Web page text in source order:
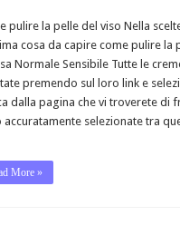
pulire la pelle del viso Nella
cosa da capire come pulire la
Normale Sensibile Tutte le
premendo sul loro link e
dalla pagina che vi troverete di
accuratamente selezionate tra
More »